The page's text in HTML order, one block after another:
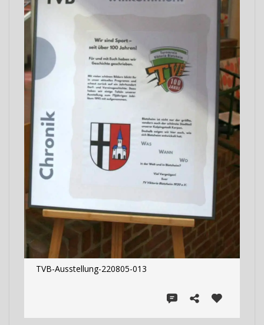
TVB-Ausstellung-220805-013